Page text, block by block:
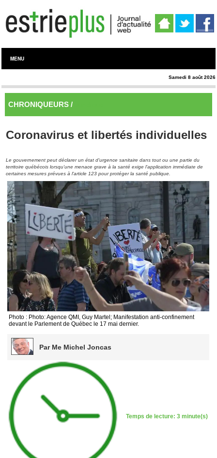
MENU
Samedi 8 août 2026
CHRONIQUEURS /
Coronavirus et libertés individuelles
Le gouvernement peut déclarer un état d'urgence sanitaire dans tout ou une partie du
territoire québécois lorsqu'une menace grave à la santé exige l'application immédiate de
certaines mesures prévues à l'article 123 pour protéger la santé publique.
Photo : Photo: Agence QMI, Guy Martel; Manifestation anti-confinement
devant le Parlement de Québec le 17 mai dernier.
Par Me Michel Joncas
Temps de lecture: 3 minute(s)